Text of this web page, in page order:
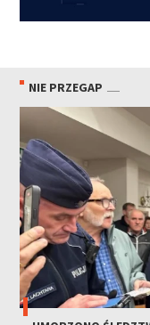
NIE PRZEGAP